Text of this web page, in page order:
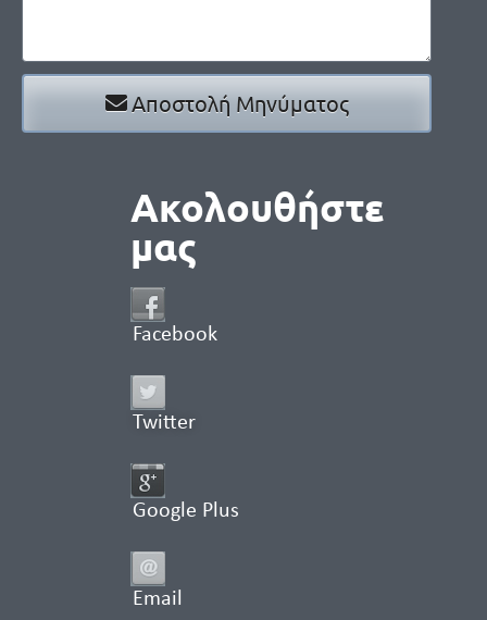
Αποστολή Μηνύματος
Ακολουθήστε
μας
Facebook
Twitter
Google Plus
Email